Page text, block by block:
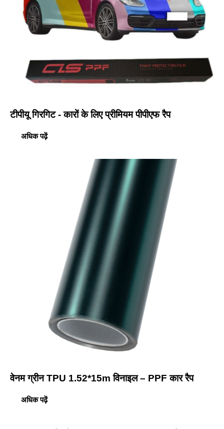
टीपीयू गिरगिट - कारों के लिए प्रीमियम पीपीएफ रैप
अधिक पढ़ें
वेनम ग्रीन TPU 1.52*15m विनाइल – PPF कार रैप
अधिक पढ़ें